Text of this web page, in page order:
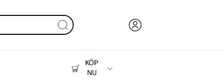
KÖP
NU